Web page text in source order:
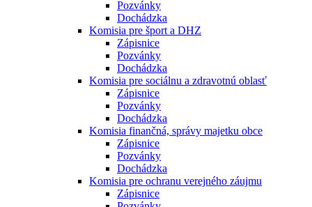
Pozvánky
Dochádzka
Komisia pre šport a DHZ
Zápisnice
Pozvánky
Dochádzka
Komisia pre sociálnu a zdravotnú oblasť
Zápisnice
Pozvánky
Dochádzka
Komisia finančná, správy majetku obce
Zápisnice
Pozvánky
Dochádzka
Komisia pre ochranu verejného záujmu
Zápisnice